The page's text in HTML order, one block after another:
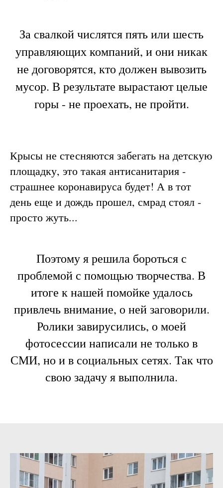
За свалкой числятся пять или шесть
управляющих компаний, и они никак
не договорятся, кто должен вывозить
мусор. В результате вырастают целые
горы - не проехать, не пройти.
Крысы не стесняются забегать на детскую
площадку, это такая антисанитария -
страшнее коронавируса будет! А в тот
день еще и дождь прошел, смрад стоял -
просто жуть...
Поэтому я решила бороться с
проблемой с помощью творчества. В
итоге к нашей помойке удалось
привлечь внимание, о ней заговорили.
Ролики завирусились, о моей
фотосессии написали не только в
СМИ, но и в социальных сетях. Так что
свою задачу я выполнила.